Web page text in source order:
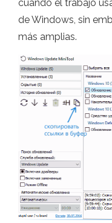
cuando el trabajo
de Windows, sin
más amplias.